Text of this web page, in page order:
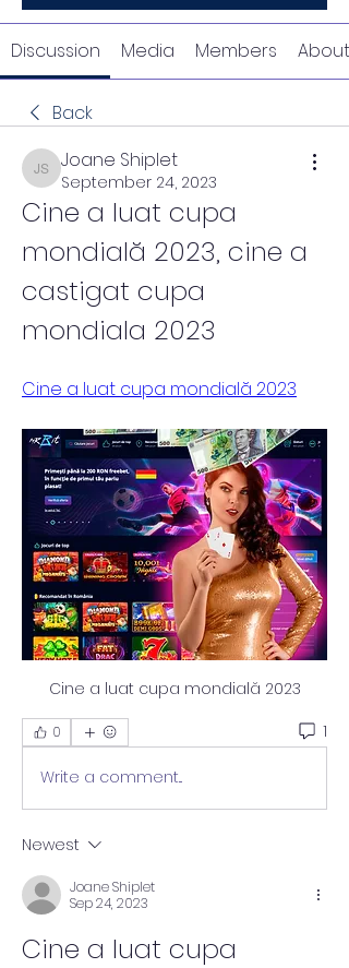
Discussion Media Members About
Back
Joane Shiplet
Joane Shiplet
September 24, 2023
Cine a luat cupa
mondială 2023, cine a
castigat cupa
mondiala 2023
Cine a luat cupa mondială 2023
Cine a luat cupa mondială 2023
0 1
Write a comment...
Newest
Joane Shiplet
Sep 24, 2023
Cine a luat cupa